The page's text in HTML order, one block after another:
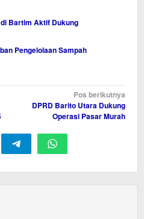
Bartim Aktif Dukung
Pengelolaan Sampah
Pos berikutnya
DPRD Barito Utara Dukung
Operasi Pasar Murah